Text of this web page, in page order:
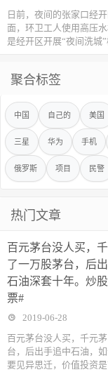
日前，夜间的张家口经
面，环卫工人使用高压
是经开区开展“夜间洗城
聚合标签
中国 自己的 美国
三星 华为 手机
俄罗斯 项目 民警
热门文章
百元茅台没人买，
了一万股茅台，后
石油深套十年。炒
票#
2019-06-28
百元茅台没人买，千元
台，后出手追中石油，
要见异思迁，价值投资